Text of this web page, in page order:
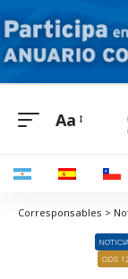
Aa
ODS